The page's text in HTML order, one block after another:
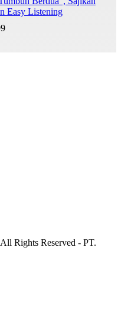
Easy Listening
Rights Reserved - PT.